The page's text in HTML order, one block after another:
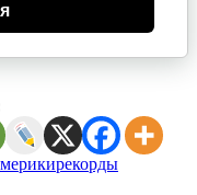
рекорды